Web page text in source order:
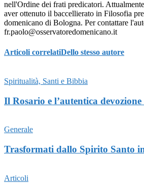
nell'Ordine dei frati predicatori.
aver ottenuto il baccellierato in Filosofia
domenicano di Bologna. Per contattare
fr.paolo@osservatoredomenicano.it
Articoli correlatiDello stesso autore
Spiritualità, Santi e Bibbia
Il Rosario e l’autentica
Generale
Trasformati dallo Spirito Santo
Articoli